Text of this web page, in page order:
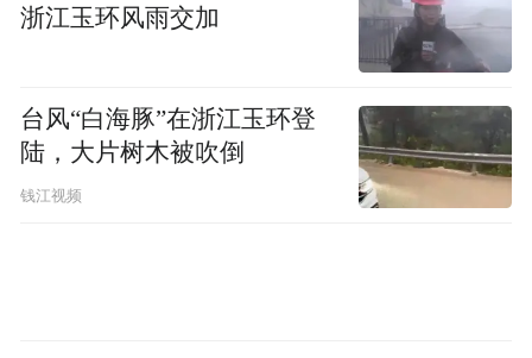
“特别声明：以上作品内容(包括在内的视频、图片或音
频)为凤凰网旗下自媒体平台“大风号”用户上传并发
布，本平台仅提供信息存储空间服务。
Notice: The content above (including the videos,
pictures and audios if any) is uploaded and posted
浙江玉环风雨交加
台风“白海豚”在浙江玉环登
陆，大片树木被吹倒
钱江视频